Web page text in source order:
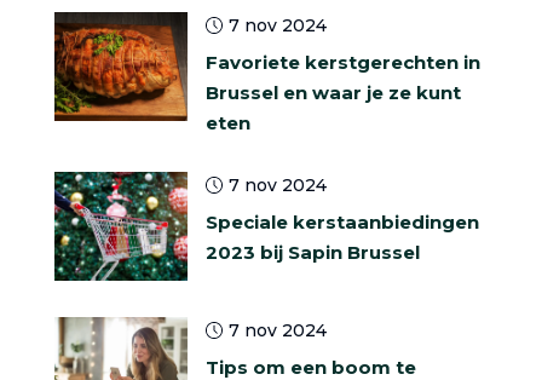
7 nov 2024
Favoriete kerstgerechten in
Brussel en waar je ze kunt
eten
7 nov 2024
Speciale kerstaanbiedingen
2023 bij Sapin Brussel
7 nov 2024
Tips om een boom te